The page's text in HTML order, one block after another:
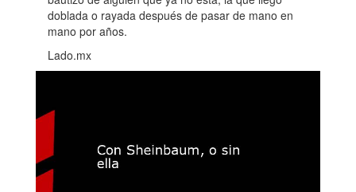
doblada o rayada después de pasar de mano en
mano por años.
Lado.mx